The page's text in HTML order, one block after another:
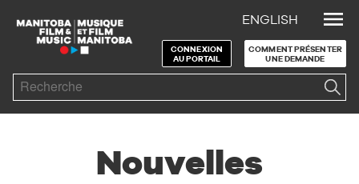
Skip to Navigation
Skip to Content
Skip to Footer
ENGLISH
Search
CONNEXION
AU PORTAIL
COMMENT PRÉSENTER
UNE DEMANDE
Nouvelles